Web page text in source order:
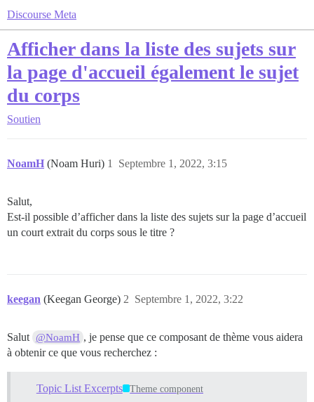
Discourse Meta
Afficher dans la liste des sujets sur
la page d'accueil également le sujet
du corps
Soutien
NoamH (Noam Huri) Septembre 1, 2022, 3:15
1
Salut,
Est-il possible d’afficher dans la liste des sujets sur la page d’accueil
un court extrait du corps sous le titre ?
keegan (Keegan George) Septembre 1, 2022, 3:22
2
Salut @NoamH , je pense que ce composant de thème vous aidera
à obtenir ce que vous recherchez :
Topic List Excerpts Theme component